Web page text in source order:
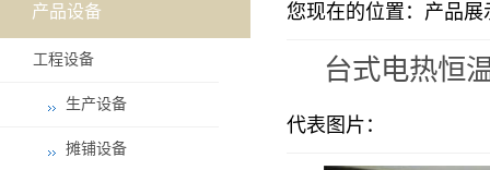
产品设备
工程设备
生产设备
摊铺设备
您现在的位置：产品
台式电热恒
代表图片：